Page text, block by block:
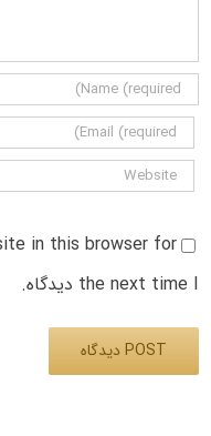
in this browser for
the next time I دیدگاه.